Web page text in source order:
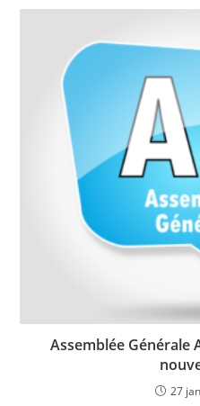
Assemblée Générale
27